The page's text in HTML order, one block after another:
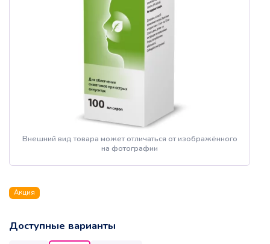
Внешний вид товара может отличаться от изображённого
на фотографии
Акция
Доступные варианты